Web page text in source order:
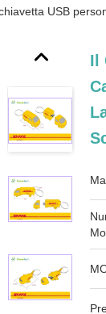
USB
Il